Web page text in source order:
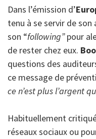
Dans l’émission d’
tenu à se servir de son
son “following”pour
de rester chez eux.
questions des
ce message de
ce n’est plus l’argent
Habituellement
réseaux sociaux ou